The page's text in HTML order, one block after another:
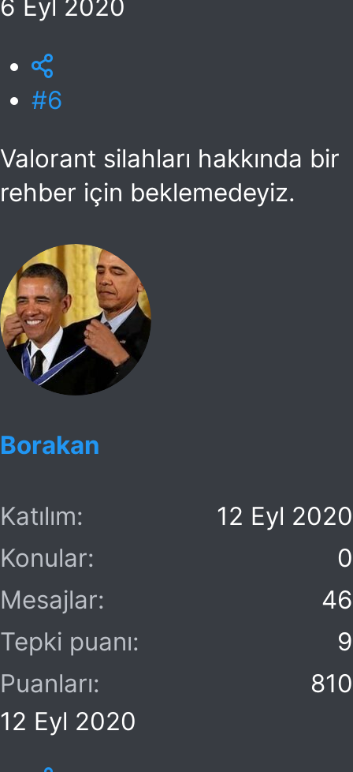
6 Eyl 2020
#6
Valorant silahları hakkında bir
rehber için beklemedeyiz.
Borakan
Katılım
12 Eyl 2020
Konular
0
Mesajlar
46
Tepki puanı
9
Puanları
810
12 Eyl 2020